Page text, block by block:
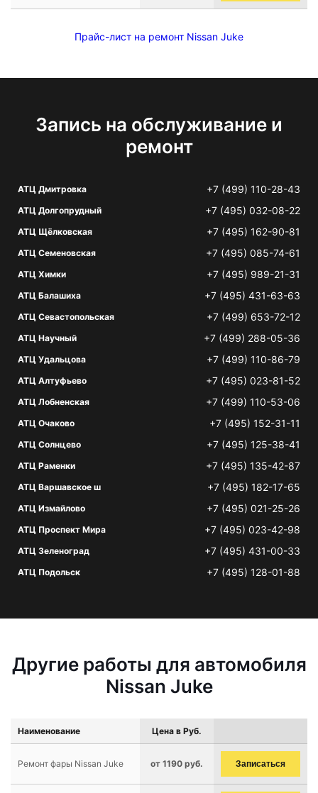
Прайс-лист на ремонт Nissan Juke
Запись на обслуживание и
ремонт
АТЦ Дмитровка +7 (499) 110-28-43
АТЦ Долгопрудный +7 (495) 032-08-22
АТЦ Щёлковская +7 (495) 162-90-81
АТЦ Семеновская +7 (495) 085-74-61
АТЦ Химки +7 (495) 989-21-31
АТЦ Балашиха +7 (495) 431-63-63
АТЦ Севастопольская +7 (499) 653-72-12
АТЦ Научный +7 (499) 288-05-36
АТЦ Удальцова +7 (499) 110-86-79
АТЦ Алтуфьево +7 (495) 023-81-52
АТЦ Лобненская +7 (499) 110-53-06
АТЦ Очаково +7 (495) 152-31-11
АТЦ Солнцево +7 (495) 125-38-41
АТЦ Раменки +7 (495) 135-42-87
АТЦ Варшавское ш +7 (495) 182-17-65
АТЦ Измайлово +7 (495) 021-25-26
АТЦ Проспект Мира +7 (495) 023-42-98
АТЦ Зеленоград +7 (495) 431-00-33
АТЦ Подольск +7 (495) 128-01-88
Другие работы для автомобиля
Nissan Juke
Наименование Цена в Руб.
Ремонт фары Nissan Juke от 1190 руб. Записаться